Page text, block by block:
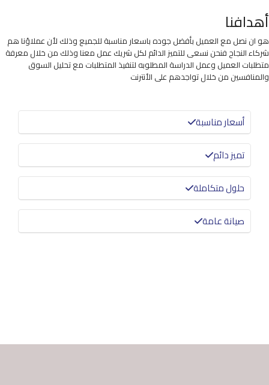
أهدافنا
هو ان نصل مع العميل بأفضل جوده باسعار مناسبة للجميع وذلك لأن عملاؤنا هم
شركاء النجاح فنحن نسعى للتميز الدائم لكل شريك عمل معنا وذلك من خلال معرفة
متطلبات العميل وعمل الدراسة المطلوبه لتنفيذ المتطلبات مع تحليل السوق
والمنافسين من خلال تواجدهم على الأنترنت
أسعار مناسبة
تميز دائم
حلول متكاملة
صيانة عامة